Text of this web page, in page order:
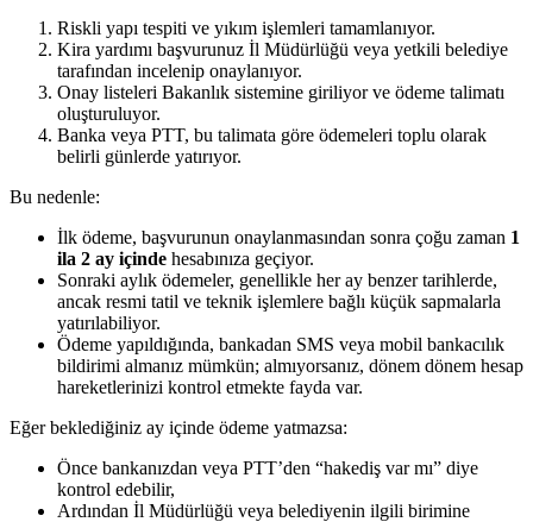
Riskli yapı tespiti ve yıkım işlemleri tamamlanıyor.
Kira yardımı başvurunuz İl Müdürlüğü veya yetkili belediye
tarafından incelenip onaylanıyor.
Onay listeleri Bakanlık sistemine giriliyor ve ödeme talimatı
oluşturuluyor.
Banka veya PTT, bu talimata göre ödemeleri toplu olarak
belirli günlerde yatırıyor.
Bu nedenle:
İlk ödeme, başvurunun onaylanmasından sonra çoğu zaman 1
ila 2 ay içinde hesabınıza geçiyor.
Sonraki aylık ödemeler, genellikle her ay benzer tarihlerde,
ancak resmi tatil ve teknik işlemlere bağlı küçük sapmalarla
yatırılabiliyor.
Ödeme yapıldığında, bankadan SMS veya mobil bankacılık
bildirimi almanız mümkün; almıyorsanız, dönem dönem hesap
hareketlerinizi kontrol etmekte fayda var.
Eğer beklediğiniz ay içinde ödeme yatmazsa:
Önce bankanızdan veya PTT’den “hakediş var mı” diye
kontrol edebilir,
Ardından İl Müdürlüğü veya belediyenin ilgili birimine